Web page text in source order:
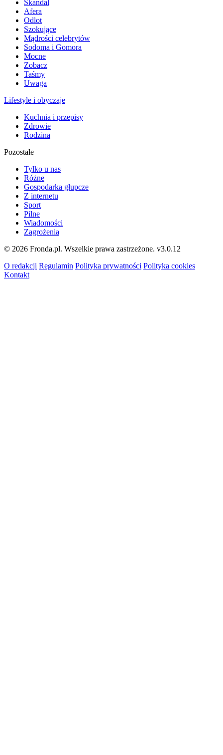
Skandal
Afera
Odlot
Szokujące
Mądrości celebrytów
Sodoma i Gomora
Mocne
Zobacz
Taśmy
Uwaga
Lifestyle i obyczaje
Kuchnia i przepisy
Zdrowie
Rodzina
Pozostałe
Tylko u nas
Różne
Gospodarka głupcze
Z internetu
Sport
Pilne
Wiadomości
Zagrożenia
© 2026 Fronda.pl. Wszelkie prawa zastrzeżone. v3.0.12
O redakcji Regulamin Polityka prywatności Polityka cookies
Kontakt